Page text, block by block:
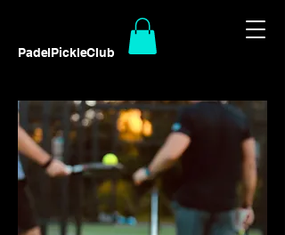
PadelPickleClub